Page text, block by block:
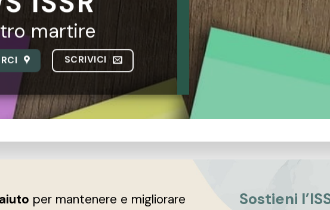
martire
SCRIVICI
per mantenere e migliorare
Sostieni